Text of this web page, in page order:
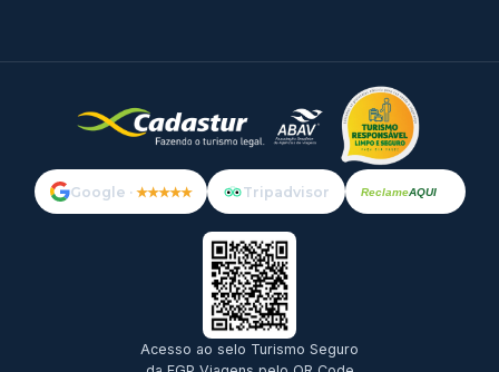
Google · ★★★★★ Tripadvisor ReclameAQUI
Acesso ao selo Turismo Seguro